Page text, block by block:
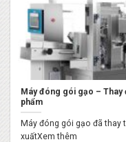
Máy đóng gói gạo –
phẩm
Máy đóng gói gạo đã thay
xuấtXem thêm